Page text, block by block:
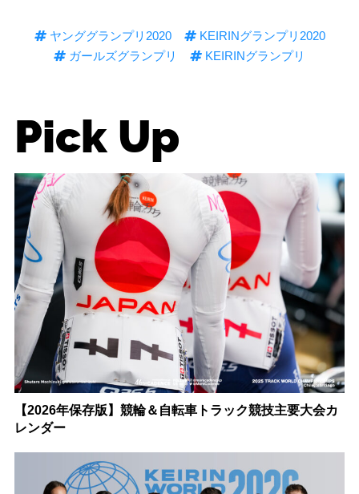
ヤンググランプリ2020
KEIRINグランプリ2020
ガールズグランプリ
KEIRINグランプリ
Pick Up
【2026年保存版】競輪＆自転車トラック競技主要大会カ
レンダー